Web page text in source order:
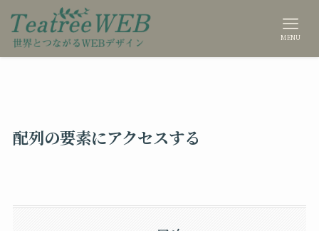
MENU
配列の要素にアクセスする